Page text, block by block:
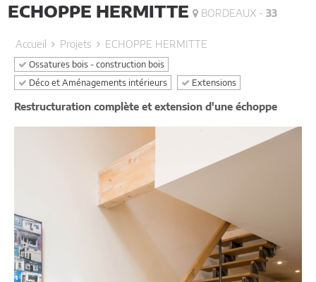
ECHOPPE HERMITTE BORDEAUX - 33
Accueil Projets ECHOPPE HERMITTE
Ossatures bois - construction bois
Déco et Aménagements intérieurs
Extensions
Restructuration complète et extension d'une échoppe